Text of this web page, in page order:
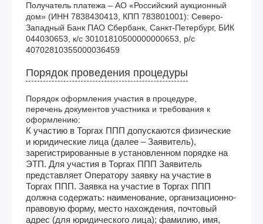
Получатель платежа – АО «Российский аукционный
дом» (ИНН 7838430413, КПП 783801001): Северо-
Западный Банк ПАО Сбербанк, Санкт-Петербург, БИК
044030653, к/с 30101810500000000653, р/с
40702810355000036459
Порядок проведения процедуры
Порядок оформления участия в процедуре,
перечень документов участника и требования к
оформлению:
К участию в Торгах ППП допускаются физические
и юридические лица (далее – Заявитель),
зарегистрированные в установленном порядке на
ЭТП. Для участия в Торгах ППП Заявитель
представляет Оператору заявку на участие в
Торгах ППП. Заявка на участие в Торгах ППП
должна содержать: наименование, организационно-
правовую форму, место нахождения, почтовый
адрес (для юридического лица); фамилию, имя,